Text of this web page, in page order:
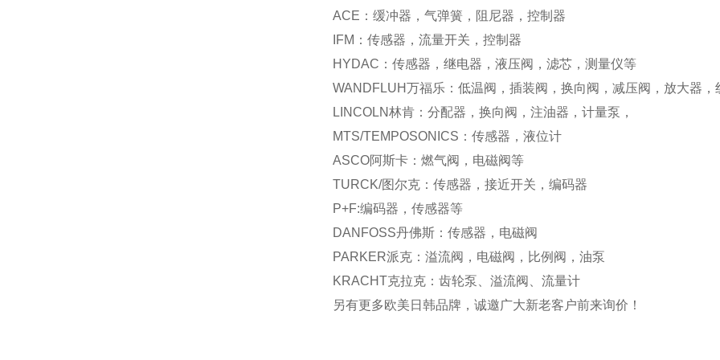
ACE：缓冲器，气弹簧，阻尼器，控制器
IFM：传感器，流量开关，控制器
HYDAC：传感器，继电器，液压阀，滤芯，测量仪等
WANDFLUH万福乐：低温阀，插装阀，换向阀，减压阀，放大器，
LINCOLN林肯：分配器，换向阀，注油器，计量泵，
MTS/TEMPOSONICS：传感器，液位计
ASCO阿斯卡：燃气阀，电磁阀等
TURCK/图尔克：传感器，接近开关，编码器
P+F:编码器，传感器等
DANFOSS丹佛斯：传感器，电磁阀
PARKER派克：溢流阀，电磁阀，比例阀，油泵
KRACHT克拉克：齿轮泵、溢流阀、流量计
另有更多欧美日韩品牌，诚邀广大新老客户前来询价！